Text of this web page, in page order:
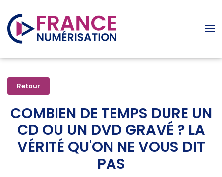
Accéder au contenu principal
Retour
COMBIEN DE TEMPS DURE UN
CD OU UN DVD GRAVÉ ? LA
VÉRITÉ QU'ON NE VOUS DIT
PAS